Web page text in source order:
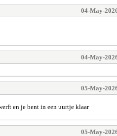
04-May-
04-May-
05-May-
en je bent in een uurtje klaar
05-May-